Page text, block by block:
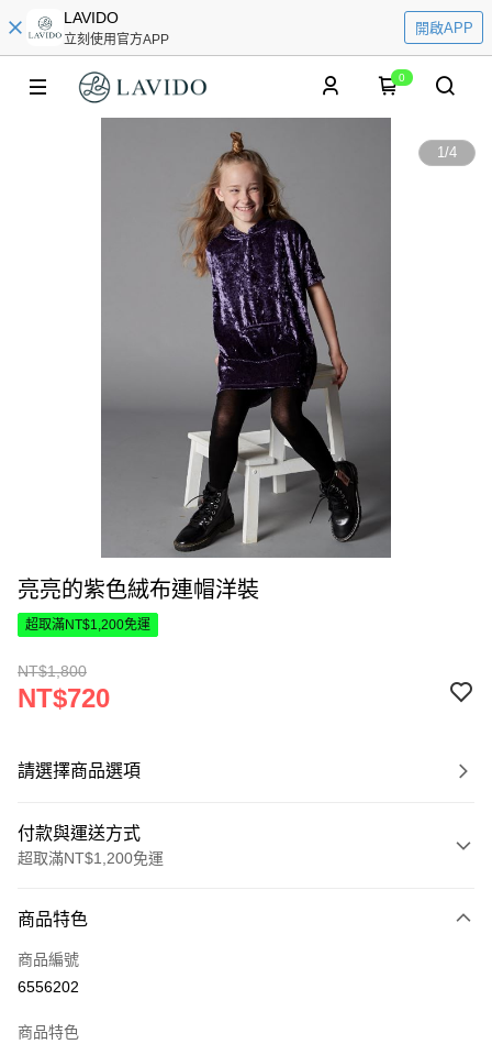
LAVIDO
立刻使用官方APP
開啟APP
0
1/4
亮亮的紫色絨布連帽洋裝
超取滿NT$1,200免運
NT$1,800
NT$720
請選擇商品選項
付款與運送方式
超取滿NT$1,200免運
信用卡一次付款
超商取貨付款
商品特色
商品編號
6556202
商品特色